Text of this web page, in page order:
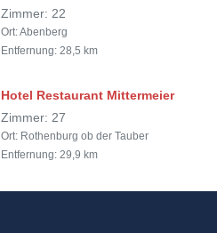
Zimmer: 22
Ort: Abenberg
Entfernung: 28,5 km
Hotel Restaurant Mittermeier
Zimmer: 27
Ort: Rothenburg ob der Tauber
Entfernung: 29,9 km